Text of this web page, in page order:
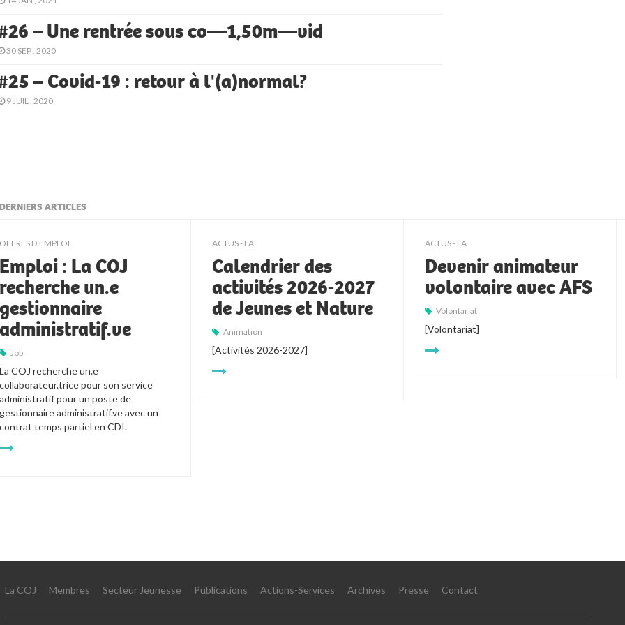
– Une rentrée sous co—1,50m—vid
30 SEP , 2020
– Covid-19 : retour à l'(a)normal?
9 JUIL , 2020
DERNIERS ARTICLES
OFFRES D'EMPLOI
Emploi : La COJ
recherche un.e
gestionnaire
administratif.ve
Job
La COJ recherche un.e
collaborateur.trice pour son service
administratif pour un poste de
gestionnaire administratif.ve avec un
contrat temps partiel en CDI.
ACTUS - FA
Calendrier des
activités 2026-2027
de Jeunes et Nature
Animation
[Activités 2026-2027]
ACTUS - FA
Devenir animateur
volontaire avec AFS
Volontariat
[Volontariat]
La COJ Membres Secteur Jeunesse Publications Actions-Services Archives Presse Contact